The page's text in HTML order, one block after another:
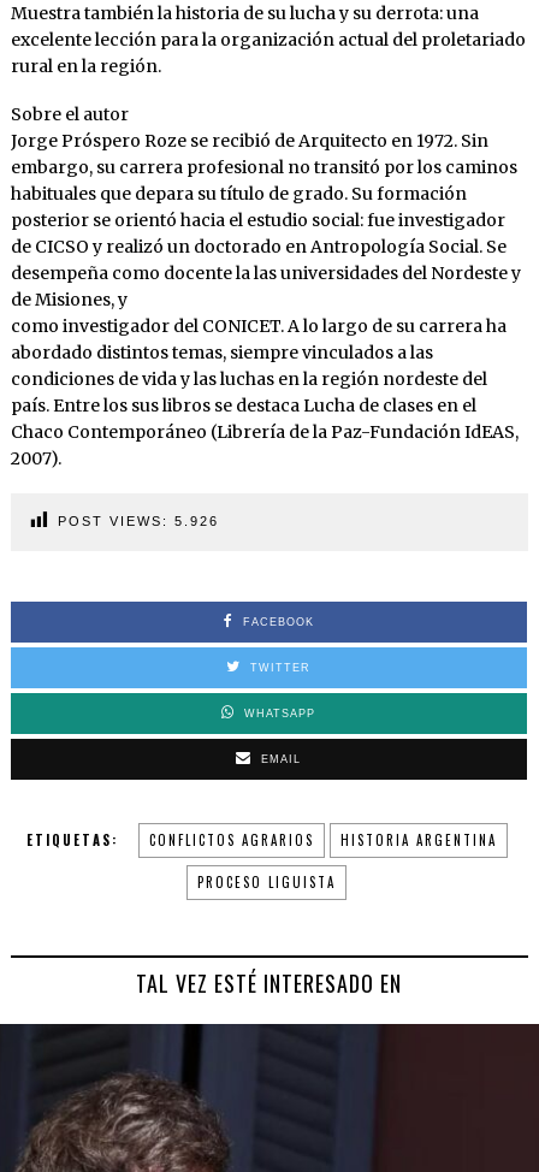
Muestra también la historia de su lucha y su derrota: una
excelente lección para la organización actual del proletariado
rural en la región.
Sobre el autor
Jorge Próspero Roze se recibió de Arquitecto en 1972. Sin
embargo, su carrera profesional no transitó por los caminos
habituales que depara su título de grado. Su formación
posterior se orientó hacia el estudio social: fue investigador
de CICSO y realizó un doctorado en Antropología Social. Se
desempeña como docente la las universidades del Nordeste y
de Misiones, y
como investigador del CONICET. A lo largo de su carrera ha
abordado distintos temas, siempre vinculados a las
condiciones de vida y las luchas en la región nordeste del
país. Entre los sus libros se destaca Lucha de clases en el
Chaco Contemporáneo (Librería de la Paz-Fundación IdEAS,
2007).
POST VIEWS: 5.926
FACEBOOK
TWITTER
WHATSAPP
EMAIL
ETIQUETAS: CONFLICTOS AGRARIOS HISTORIA ARGENTINA
PROCESO LIGUISTA
TAL VEZ ESTÉ INTERESADO EN